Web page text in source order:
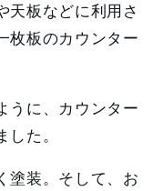
天板などに利用さ
枚板のカウンター
うに、カウンター
た。
塗装。そして、お